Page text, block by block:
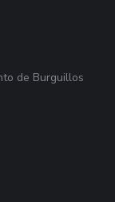
de Burguillos